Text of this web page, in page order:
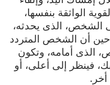
الواثقة بنفسها،
الشخص، الذى يحدثه،
أن الشخص المتردد
الذى أمامه، وتكون
فينظر إلى أعلى، أو